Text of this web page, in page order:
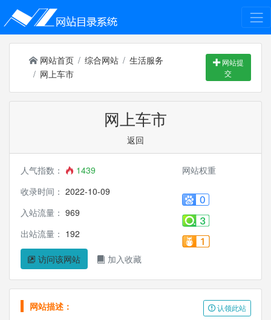
网站首页 综合网站
生活服务
网上车市
网站提
交
网上车市
返回
人气指数：
1439
收录时间： 2022-10-09
入站流量： 969
出站流量： 192
访问该网站 加入收藏
网站权重
认领此站
网站描述：